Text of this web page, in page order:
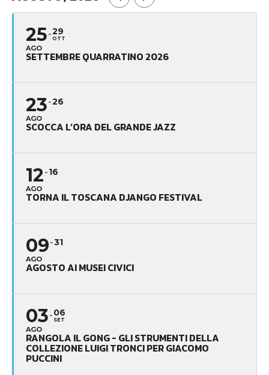
25
AGO
29
OTT
SETTEMBRE QUARRATINO 2026
23
AGO
26
SCOCCA L’ORA DEL GRANDE JAZZ
12
AGO
16
TORNA IL TOSCANA DJANGO FESTIVAL
09
AGO
31
AGOSTO AI MUSEI CIVICI
03
AGO
06
SET
RANGOLA IL GONG - GLI STRUMENTI DELLA
COLLEZIONE LUIGI TRONCI PER GIACOMO
PUCCINI